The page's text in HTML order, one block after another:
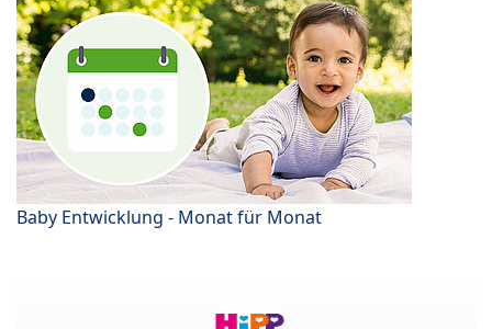
Baby Entwicklung - Monat für Monat